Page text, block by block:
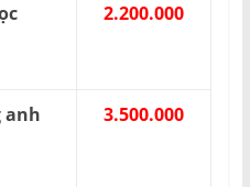
2.200.000
anh
3.500.000